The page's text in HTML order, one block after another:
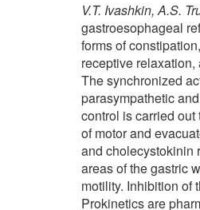
V.T. Ivashkin, A.S.
gastroesophageal
forms of
receptive
The synchronized
parasympathetic
control is carried
of motor and
and cholecystokinin
areas of the gastric
motility. Inhibition of
Prokinetics are